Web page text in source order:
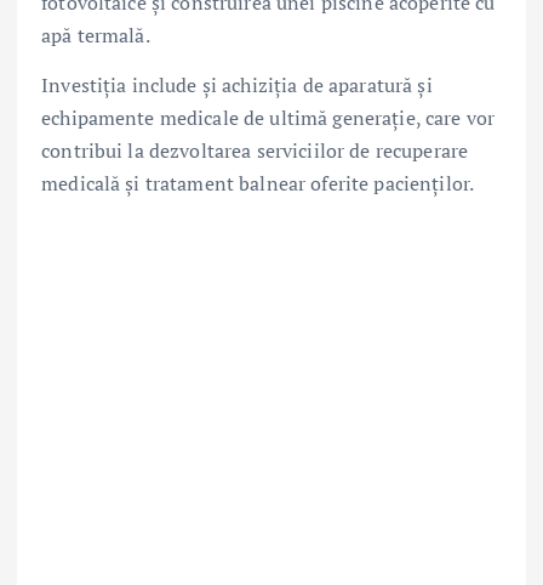
apă termală.
Investiția include și achiziția de aparatură și
echipamente medicale de ultimă generație, care vor
contribui la dezvoltarea serviciilor de recuperare
medicală și tratament balnear oferite pacienților.